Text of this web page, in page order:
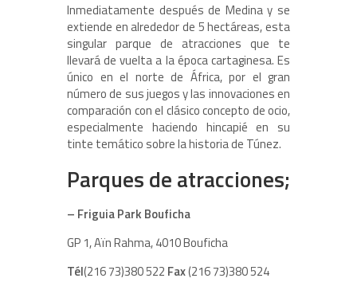
Inmediatamente después de Medina y se
extiende en alrededor de 5 hectáreas, esta
singular parque de atracciones que te
llevará de vuelta a la época cartaginesa. Es
único en el norte de África, por el gran
número de sus juegos y las innovaciones en
comparación con el clásico concepto de ocio,
especialmente haciendo hincapié en su
tinte temático sobre la historia de Túnez.
Parques de atracciones;
– Friguia Park Bouficha
GP 1, Aïn Rahma, 4010 Bouficha
Tél(216 73)380 522 Fax(216 73)380 524